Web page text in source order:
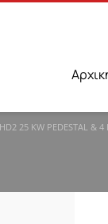
25 KW PEDESTAL & 4